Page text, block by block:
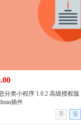
备管理系统 1.1.1 高级授权版
无演示
分类小程序 1.0.2 高级授权版
插件
手
安